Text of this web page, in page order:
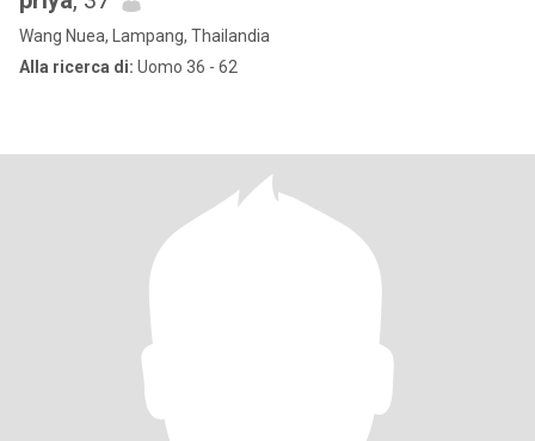
Wang Nuea, Lampang, Thailandia
Alla ricerca di: Uomo 36 - 62